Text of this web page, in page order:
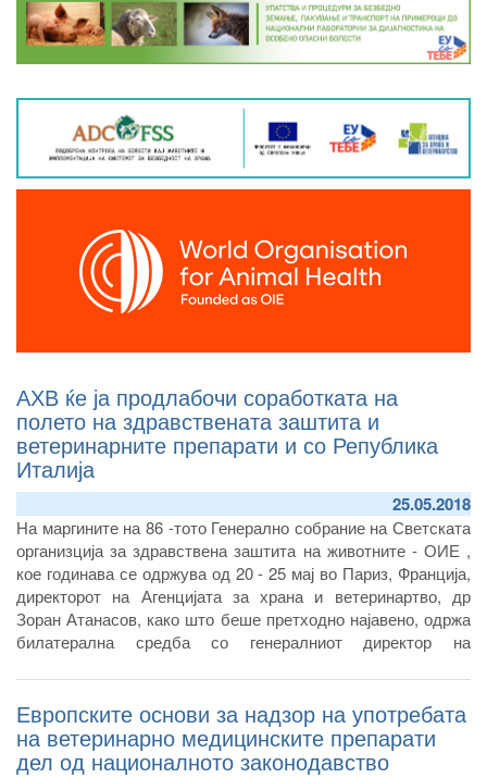
АХВ ќе ја продлабочи соработката на
полето на здравствената заштита и
ветеринарните препарати и со Република
Италија
25.05.2018
На маргините на 86 -тото Генерално собрание на Светската
организција за здравствена заштита на животните - ОИЕ ,
кое годинава се одржува од 20 - 25 мај во Париз, Франција,
директорот на Агенцијата за храна и ветеринартво, др
Зоран Атанасов, како што беше претходно најавено, одржа
билатерална средба со генералниот директор на
ветеринарни препарати при Министерството за здравство
на Република Италија, г-дин Силвио Борело.
Европските основи за надзор на употребата
на ветеринарно медицинските препарати
дел од националното законодавство